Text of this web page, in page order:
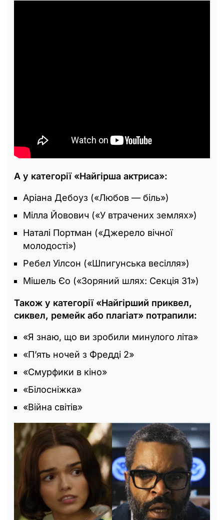
А у категорії «Найгірша актриса»:
Аріана Дебоуз («Любов — біль»)
Мілла Йовович («У втрачених землях»)
Наталі Портман («Джерело вічної
молодості»)
Ребел Уілсон («Шпигунська весілля»)
Мішель Єо («Зоряний шлях: Секція 31»)
Також у категорії «Найгірший приквел,
сиквел, ремейк або плагіат» потрапили:
«Я знаю, що ви зробили минулого літа»
«П’ять ночей з Фредді 2»
«Смурфики в кіно»
«Білосніжка»
«Війна світів»